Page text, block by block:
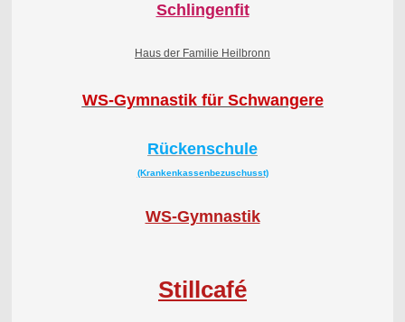
Schlingenfit
Haus der Familie Heilbronn
WS-Gymnastik für Schwangere
Rückenschule
(Krankenkassenbezuschusst)
WS-Gymnastik
Stillcafé